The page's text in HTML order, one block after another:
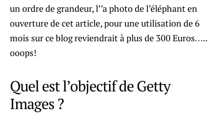
un ordre de grandeur, l’’a photo de l’éléphant en
ouverture de cet article, pour une utilisation de 6
mois sur ce blog reviendrait à plus de 300 Euros…..
ooops!
Quel est l’objectif de Getty
Images ?